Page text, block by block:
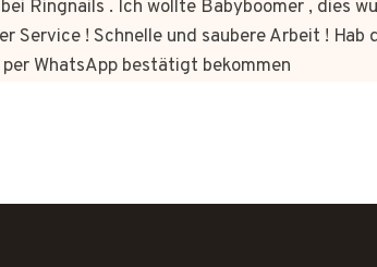
Ringnails . Ich wollte Babyboomer , dies
Service ! Schnelle und saubere Arbeit ! Hab
WhatsApp bestätigt bekommen